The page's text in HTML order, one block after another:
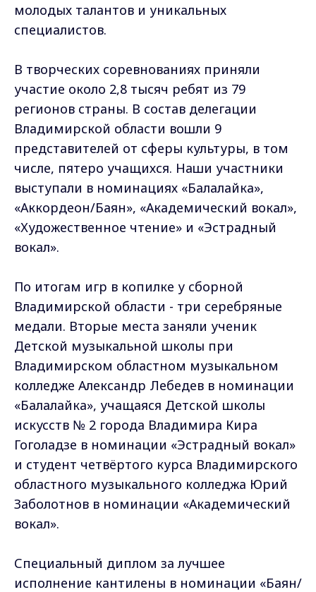
молодых талантов и уникальных
специалистов.
В творческих соревнованиях приняли
участие около 2,8 тысяч ребят из 79
регионов страны. В состав делегации
Владимирской области вошли 9
представителей от сферы культуры, в том
числе, пятеро учащихся. Наши участники
выступали в номинациях «Балалайка»,
«Аккордеон/Баян», «Академический вокал»,
«Художественное чтение» и «Эстрадный
вокал».
По итогам игр в копилке у сборной
Владимирской области - три серебряные
медали. Вторые места заняли ученик
Детской музыкальной школы при
Владимирском областном музыкальном
колледже Александр Лебедев в номинации
«Балалайка», учащаяся Детской школы
искусств № 2 города Владимира Кира
Гоголадзе в номинации «Эстрадный вокал»
и студент четвёртого курса Владимирского
областного музыкального колледжа Юрий
Заболотнов в номинации «Академический
вокал».
Специальный диплом за лучшее
исполнение кантилены в номинации «Баян/